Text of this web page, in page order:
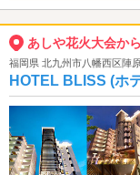
あしや花火大会か
福岡県 北九州市八幡西区陣
HOTEL BLISS (ホ